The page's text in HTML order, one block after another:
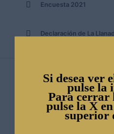
Encuesta 2021
Declaración de La
Si desea ver
pulse la
Para cerrar
pulse la X
superior